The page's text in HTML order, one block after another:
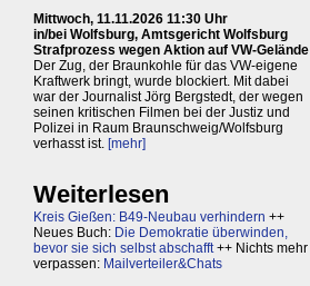
Mittwoch, 11.11.2026 11:30 Uhr
in/bei Wolfsburg, Amtsgericht Wolfsburg
Strafprozess wegen Aktion auf VW-Gelände
Der Zug, der Braunkohle für das VW-eigene
Kraftwerk bringt, wurde blockiert. Mit dabei
war der Journalist Jörg Bergstedt, der wegen
seinen kritischen Filmen bei der Justiz und
Polizei in Raum Braunschweig/Wolfsburg
verhasst ist. [mehr]
Weiterlesen
Kreis Gießen: B49-Neubau verhindern ++
Neues Buch: Die Demokratie überwinden,
bevor sie sich selbst abschafft++ Nichts mehr
verpassen: Mailverteiler&Chats